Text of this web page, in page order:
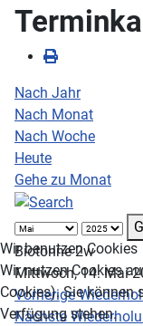
Nach Jahr
Nach Monat
Nach Woche
Heute
Gehe zu Monat
Biotonne 2w
Mittwoch, 14. Mai
Vorherige
Nächste
Wir benutzen Cookies
Wir nutzen Cookies
Cookies). Sie können
Verfügung stehen.